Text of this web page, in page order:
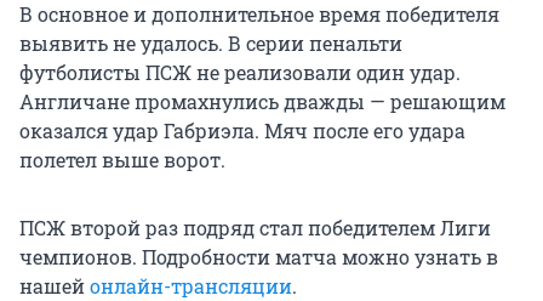
В основное и дополнительное время победителя
выявить не удалось. В серии пенальти
футболисты ПСЖ не реализовали один удар.
Англичане промахнулись дважды — решающим
оказался удар Габриэла. Мяч после его удара
полетел выше ворот.
ПСЖ второй раз подряд стал победителем Лиги
чемпионов. Подробности матча можно узнать в
нашейонлайн-трансляции.